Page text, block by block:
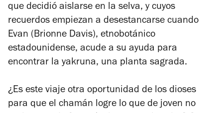
que decidió aislarse en la selva, y cuyos
recuerdos empiezan a desestancarse cuando
Evan (Brionne Davis), etnobotánico
estadounidense, acude a su ayuda para
encontrar la yakruna, una planta sagrada.
¿Es este viaje otra oportunidad de los dioses
para que el chamán logre lo que de joven no